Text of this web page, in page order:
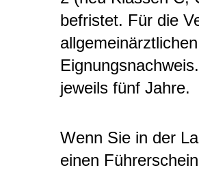
befristet. Für die
jeweils fünf Jahre.
Wenn Sie in der
einen